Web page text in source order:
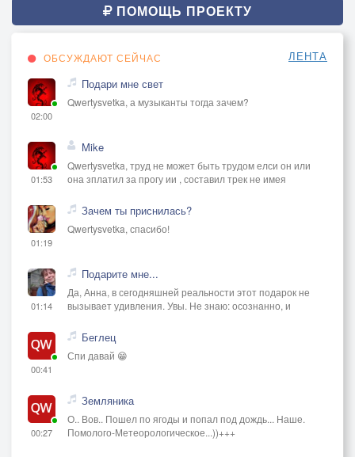
ПОМОЩЬ ПРОЕКТУ
ОБСУЖДАЮТ СЕЙЧАС ЛЕНТА
02:00
Подари мне свет
Qwertysvetka, а музыканты тогда зачем?
01:53
Mike
Qwertysvetka, труд не может быть трудом елси он или
она зплатил за прогу ии , составил трек не имея
01:19
Зачем ты приснилась?
Qwertysvetka, спасибо!
01:14
Подарите мне...
Да, Анна, в сегодняшней реальности этот подарок не
вызывает удивления. Увы. Не знаю: осознанно, и
00:41
Беглец
Спи давай 😁
00:27
Земляника
О.. Вов.. Пошел по ягоды и попал под дождь... Наше.
Помолого-Метеорологическое...))+++